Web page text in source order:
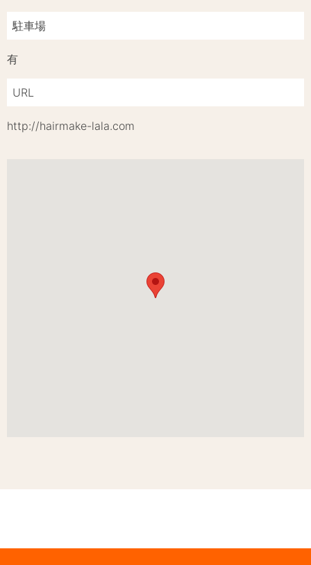
駐車場
有
URL
http://hairmake-lala.com